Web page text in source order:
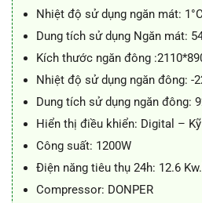
Nhiệt độ sử dụng ngăn mát:
Dung tích sử dụng Ngăn mát:
Kích thước ngăn đông
Nhiệt độ sử dụng ngăn đông: -
Dung tích sử dụng ngăn đông:
Hiển thị điều khiển: Digital –
Công suất: 1200W
Điện năng tiêu thụ 24h: 12.6
Compressor: DONPER